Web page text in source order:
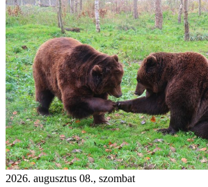
2026. augusztus 08., szombat